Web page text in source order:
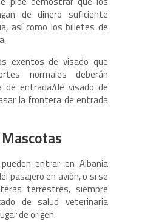
de dinero suficiente
así como los billetes de
exentos de visado que
normales deberán
de entrada/de visado de
la frontera de entrada
entrar en Albania
pasajero en avión, o si se
terrestres, siempre
de salud veterinaria
de origen.